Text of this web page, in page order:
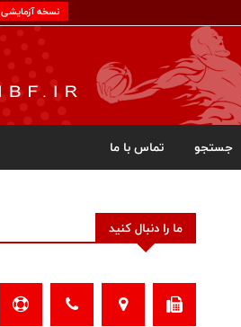
نسخه آزمایشی
جستجو تماس با ما
ما را دنبال کنید